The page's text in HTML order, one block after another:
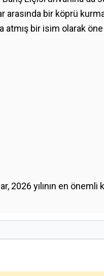
arasında bir köprü
bir isim olarak öne
2026 yılının en önemli